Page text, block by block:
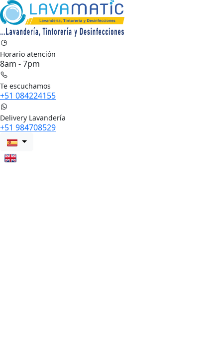
Horario atención
8am - 7pm
Te escuchamos
+51 084224155
Delivery Lavandería
+51 984708529